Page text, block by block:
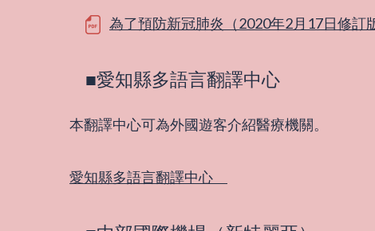
為了預防新冠肺炎（2020年2月17日修訂
■愛知縣多語言翻譯中心
本翻譯中心可為外國遊客介紹醫療機關。
愛知縣多語言翻譯中心